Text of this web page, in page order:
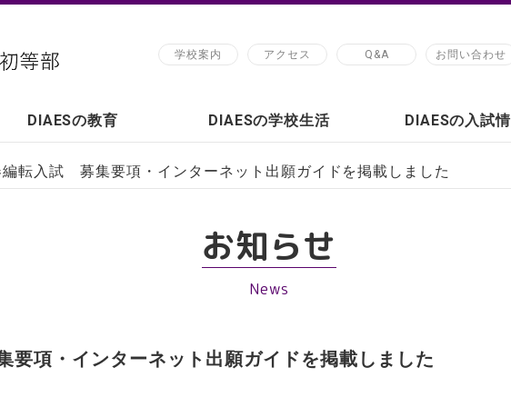
学校案内 アクセス Q&A お問い合わせ
DIAESの教育 DIAESの学校生活 DIAESの入試
転入試 募集要項・インターネット出願ガイドを掲載しました
お知らせ
News
項・インターネット出願ガイドを掲載しました